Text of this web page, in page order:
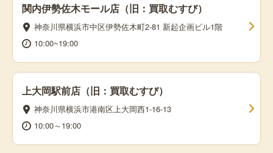
関内伊勢佐木モール店（旧：買取むすび）
神奈川県横浜市中区伊勢佐木町2-81 新起企画ビル1階
10:00~19:00
上大岡駅前店（旧：買取むすび）
神奈川県横浜市港南区上大岡西1-16-13
10:00～19:00